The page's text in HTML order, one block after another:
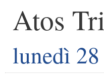
Atos
lunedì